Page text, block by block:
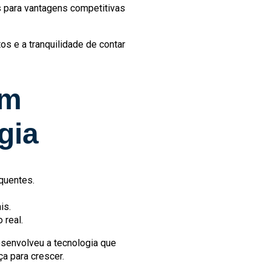
vantagens competitivas
e a tranquilidade de contar
real.
a tecnologia que
para crescer.